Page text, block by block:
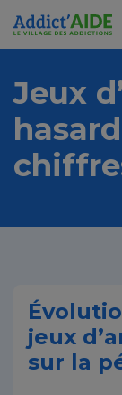
Aller au contenu
Jeux
jeux
sur la
Panneau de